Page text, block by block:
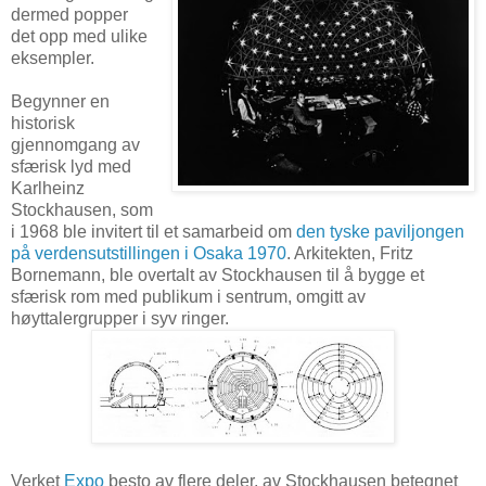
dermed popper
det opp med ulike
eksempler.
Begynner en
historisk
gjennomgang av
sfærisk lyd med
Karlheinz
Stockhausen, som
i 1968 ble invitert til et samarbeid om den tyske paviljongen
på verdensutstillingen i Osaka 1970. Arkitekten, Fritz
Bornemann, ble overtalt av Stockhausen til å bygge et
sfærisk rom med publikum i sentrum, omgitt av
høyttalergrupper i syv ringer.
Verket Expo besto av flere deler, av Stockhausen betegnet